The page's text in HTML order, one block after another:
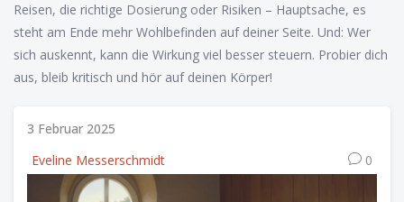
Reisen, die richtige Dosierung oder Risiken – Hauptsache, es
steht am Ende mehr Wohlbefinden auf deiner Seite. Und: Wer
sich auskennt, kann die Wirkung viel besser steuern. Probier dich
aus, bleib kritisch und hör auf deinen Körper!
3 Februar 2025
Eveline Messerschmidt
0